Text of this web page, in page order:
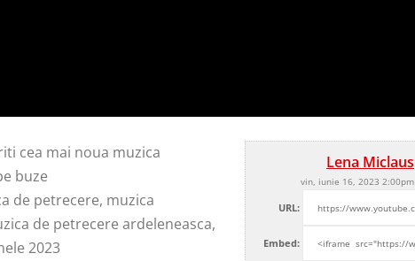
Lena Miclaus
vin, iunie 16, 2023 2:00pm
URL:
Embed:
cea mai noua muzica
buze
de petrecere, muzica
de petrecere ardeleneasca,
2023